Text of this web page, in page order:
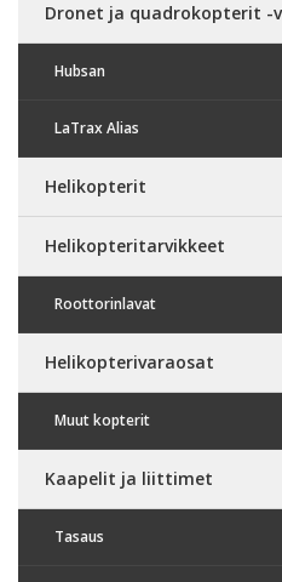
Dronet ja quadrokopterit -
Hubsan
LaTrax Alias
Helikopterit
Helikopteritarvikkeet
Roottorinlavat
Helikopterivaraosat
Muut kopterit
Kaapelit ja liittimet
Tasaus